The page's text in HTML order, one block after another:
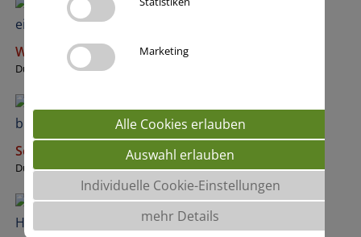
Winterdurum
Durum
Sommerdurum
Durum
Marketing
Alle Cookies erlauben
Auswahl erlauben
Individuelle Cookie-Einstellungen
mehr Details